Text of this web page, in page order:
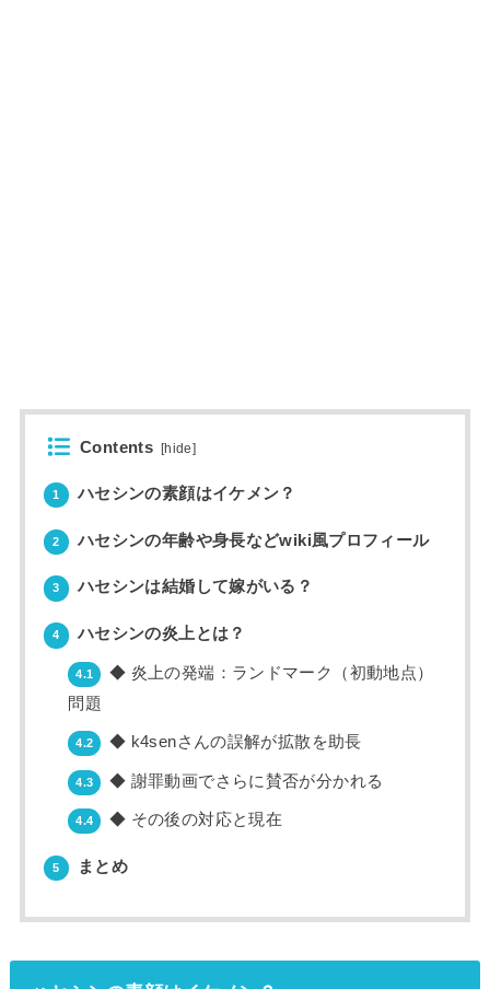
Contents [hide]
1 ハセシンの素顔はイケメン？
2 ハセシンの年齢や身長などwiki風プロフィール
3 ハセシンは結婚して嫁がいる？
4 ハセシンの炎上とは？
4.1
◆ 炎上の発端：ランドマーク（初動地点）
問題
4.2 ◆ k4senさんの誤解が拡散を助長
4.3 ◆ 謝罪動画でさらに賛否が分かれる
4.4 ◆ その後の対応と現在
5 まとめ